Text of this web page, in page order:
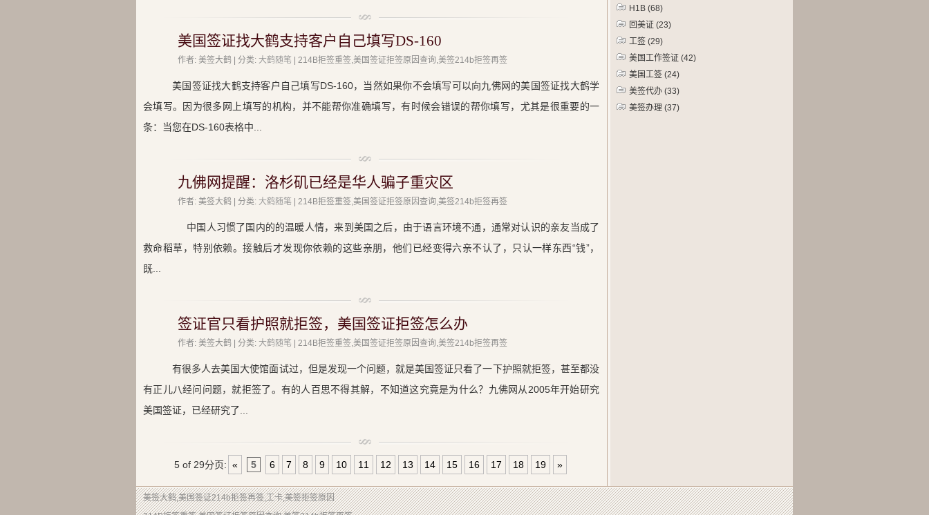
美国签证找大鹤支持客户自己填写DS-160
作者: 美签大鹤 | 分类: 大鹤随笔 | 214B拒签重签,美国签证拒签原因查询,美签214b拒签再签
美国签证找大鹤支持客户自己填写DS-160，当然如果你不会填写可以向九佛网的美国签证找大鹤学
会填写。因为很多网上填写的机构，并不能帮你准确填写，有时候会错误的帮你填写，尤其是很重要的一
条：当您在DS-160表格中...
九佛网提醒：洛杉矶已经是华人骗子重灾区
作者: 美签大鹤 | 分类: 大鹤随笔 | 214B拒签重签,美国签证拒签原因查询,美签214b拒签再签
中国人习惯了国内的的温暖人情，来到美国之后，由于语言环境不通，通常对认识的亲友当成了
救命稻草，特别依赖。接触后才发现你依赖的这些亲朋，他们已经变得六亲不认了，只认一样东西“钱”，
既...
签证官只看护照就拒签，美国签证拒签怎么办
作者: 美签大鹤 | 分类: 大鹤随笔 | 214B拒签重签,美国签证拒签原因查询,美签214b拒签再签
有很多人去美国大使馆面试过，但是发现一个问题，就是美国签证只看了一下护照就拒签，甚至都没
有正儿八经问问题，就拒签了。有的人百思不得其解，不知道这究竟是为什么？九佛网从2005年开始研究
美国签证，已经研究了...
5 of 29分页: « 5 6 7 8 9 10 11 12 13 14 15 16 17 18 19 »
H1B (68)
回美证 (23)
工签 (29)
美国工作签证 (42)
美国工签 (24)
美签代办 (33)
美签办理 (37)
美签大鹤,美国签证214b拒签再签,工卡,美签拒签原因